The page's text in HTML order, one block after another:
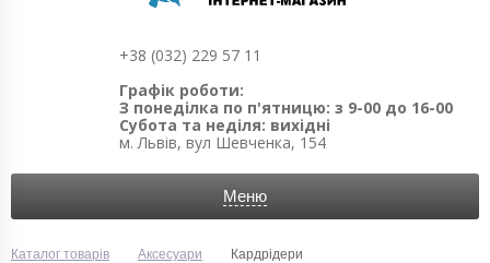
+38 (032) 229 57 11
Графік роботи:
З понеділка по п'ятницю: з 9-00 до 16-00
Субота та неділя: вихідні
м. Львів, вул Шевченка, 154
Меню
Каталог товарів Аксесуари Кардрідери